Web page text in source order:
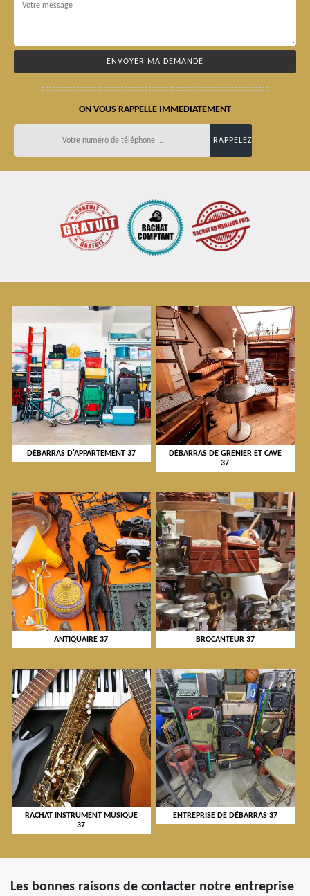
ON VOUS RAPPELLE IMMEDIATEMENT
DÉBARRAS D'APPARTEMENT 37
DÉBARRAS DE GRENIER ET CAVE
37
ANTIQUAIRE 37 BROCANTEUR 37
RACHAT INSTRUMENT MUSIQUE
37
ENTREPRISE DE DÉBARRAS 37
Les bonnes raisons de contacter notre entreprise